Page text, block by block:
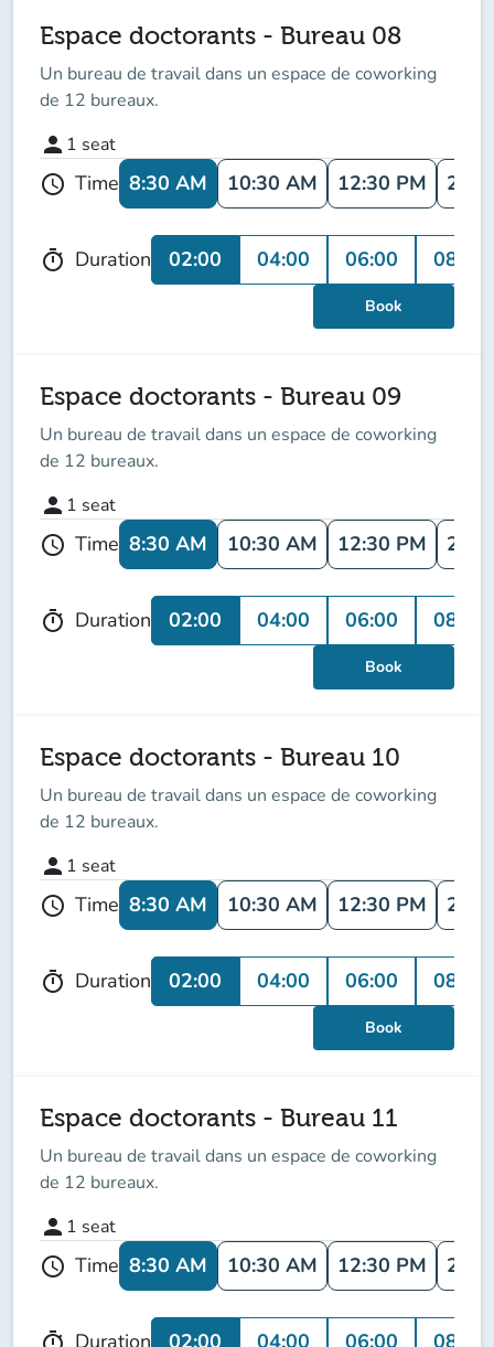
Espace doctorants - Bureau 08
Un bureau de travail dans un espace de coworking
de 12 bureaux.
person 1 seat
schedule Time 8:30 AM 10:30 AM 12:30 PM 2:30
timer Duration 02:00 04:00 06:00 08:00
Book
Espace doctorants - Bureau 09
Un bureau de travail dans un espace de coworking
de 12 bureaux.
person 1 seat
schedule Time 8:30 AM 10:30 AM 12:30 PM 2:30
timer Duration 02:00 04:00 06:00 08:00
Book
Espace doctorants - Bureau 10
Un bureau de travail dans un espace de coworking
de 12 bureaux.
person 1 seat
schedule Time 8:30 AM 10:30 AM 12:30 PM 2:30
timer Duration 02:00 04:00 06:00 08:00
Book
Espace doctorants - Bureau 11
Un bureau de travail dans un espace de coworking
de 12 bureaux.
person 1 seat
schedule Time 8:30 AM 10:30 AM 12:30 PM 2:30
02:00 04:00 06:00 08:00